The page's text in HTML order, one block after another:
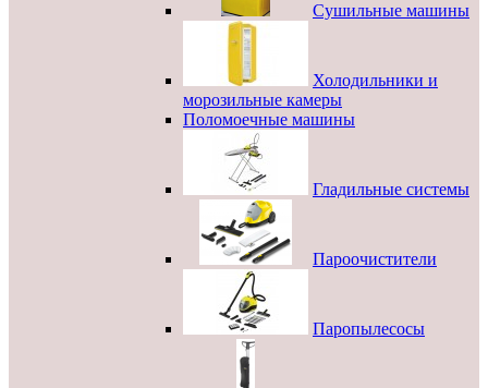
Сушильные машины
Холодильники и
морозильные камеры
Поломоечные машины
Гладильные системы
Пароочистители
Паропылесосы